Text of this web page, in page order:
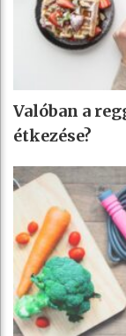
Valóban a
étkezése?